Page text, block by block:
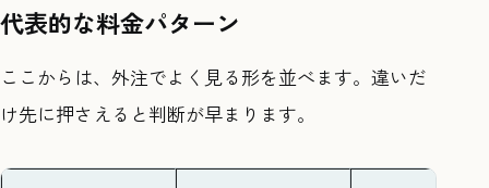
代表的な料金パターン
ここからは、外注でよく見る形を並べます。違いだ
け先に押さえると判断が早まります。